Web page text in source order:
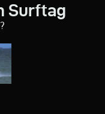
Surftag